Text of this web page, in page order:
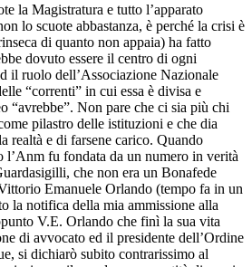
la Magistratura e tutto l’apparato
lo scuote abbastanza, è perché la crisi è
di quanto non appaia) ha fatto
dovuto essere il centro di ogni
il ruolo dell’Associazione Nazionale
“correnti” in cui essa è divisa e
“avrebbe”. Non pare che ci sia più chi
pilastro delle istituzioni e che dia
realtà e di farsene carico. Quando
l’Anm fu fondata da un numero in verità
che non era un Bonafede
Emanuele Orlando (tempo fa in un
la notifica della mia ammissione alla
V.E. Orlando che finì la sua vita
di avvocato ed il presidente dell’Ordine
si dichiarò subito contrarissimo al